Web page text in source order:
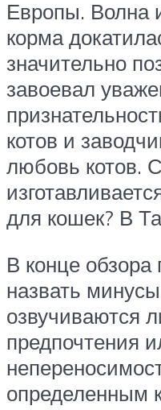
Европы. Волна
корма
значительно
завоевал
котов и
любовь котов.
для кошек? В
В конце обзора
назвать
озвучиваются
предпочтения
определенным